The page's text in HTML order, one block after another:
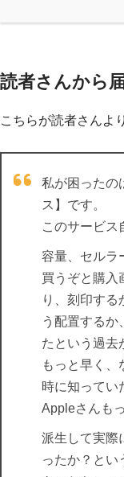
読者さんから
こちらが読者さんよ
私が困ったの
ス】です。
このサービ
容量、セルラ
買うぞと購入
り、刻印する
う配置するか
たという過
もっと早く、
時に知ってい
Appleさんも
派生して実際
ったか？とい